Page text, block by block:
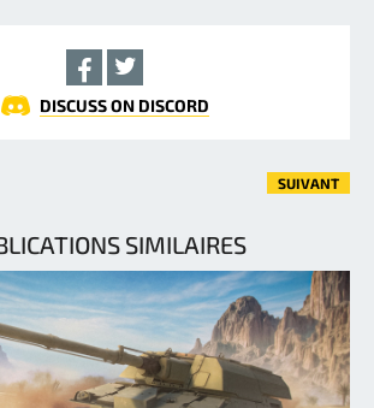
DISCUSS ON DISCORD
SUIVANT
SIMILAIRES